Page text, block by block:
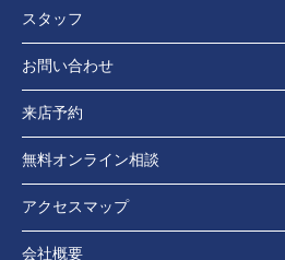
スタッフ
お問い合わせ
来店予約
無料オンライン相談
アクセスマップ
会社概要